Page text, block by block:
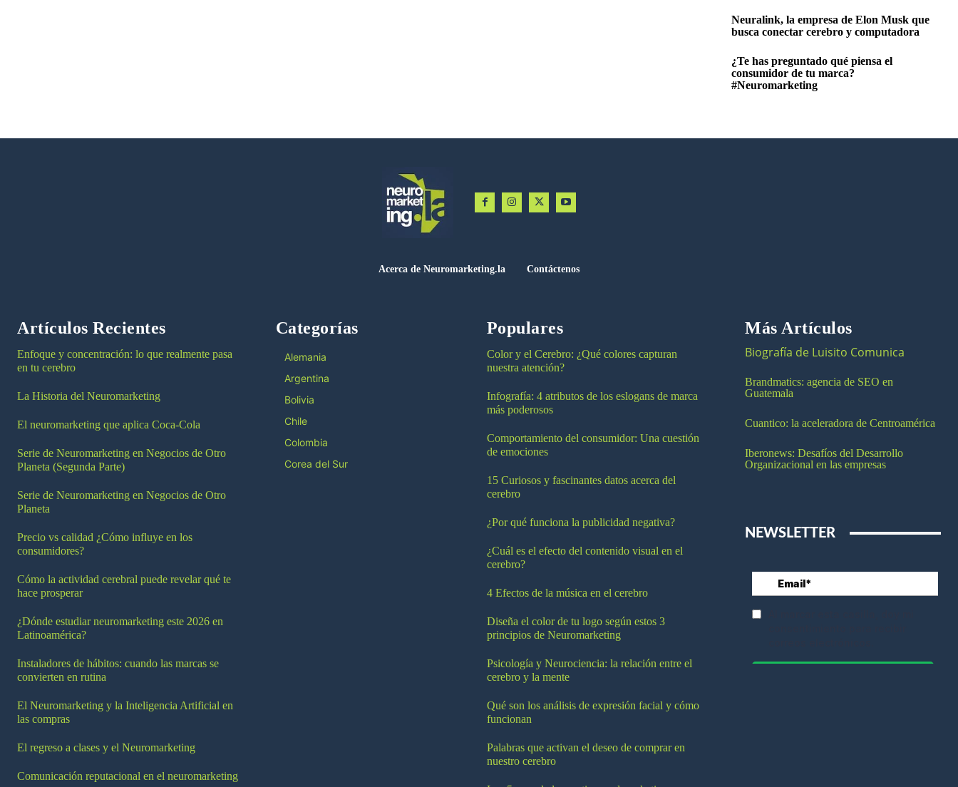
Neuralink, la empresa de Elon Musk que
busca conectar cerebro y computadora
¿Te has preguntado qué piensa el
consumidor de tu marca?
#Neuromarketing
Acerca de Neuromarketing.la Contáctenos
Artículos Recientes
Enfoque y concentración: lo que realmente pasa
en tu cerebro
La Historia del Neuromarketing
El neuromarketing que aplica Coca-Cola
Serie de Neuromarketing en Negocios de Otro
Planeta (Segunda Parte)
Serie de Neuromarketing en Negocios de Otro
Planeta
Precio vs calidad ¿Cómo influye en los
consumidores?
Cómo la actividad cerebral puede revelar qué te
hace prosperar
¿Dónde estudiar neuromarketing este 2026 en
Latinoamérica?
Instaladores de hábitos: cuando las marcas se
convierten en rutina
El Neuromarketing y la Inteligencia Artificial en
las compras
El regreso a clases y el Neuromarketing
Comunicación reputacional en el neuromarketing
Categorías
Alemania
Argentina
Bolivia
Chile
Colombia
Corea del Sur
Populares
Color y el Cerebro: ¿Qué colores capturan
nuestra atención?
Infografía: 4 atributos de los eslogans de marca
más poderosos
Comportamiento del consumidor: Una cuestión
de emociones
15 Curiosos y fascinantes datos acerca del
cerebro
¿Por qué funciona la publicidad negativa?
¿Cuál es el efecto del contenido visual en el
cerebro?
4 Efectos de la música en el cerebro
Diseña el color de tu logo según estos 3
principios de Neuromarketing
Psicología y Neurociencia: la relación entre el
cerebro y la mente
Qué son los análisis de expresión facial y cómo
funcionan
Palabras que activan el deseo de comprar en
nuestro cerebro
Más Artículos
Biografía de Luisito Comunica
Brandmatics: agencia de SEO en
Guatemala
Cuantico: la aceleradora de Centroamérica
Iberonews: Desafíos del Desarrollo
Organizacional en las empresas
NEWSLETTER